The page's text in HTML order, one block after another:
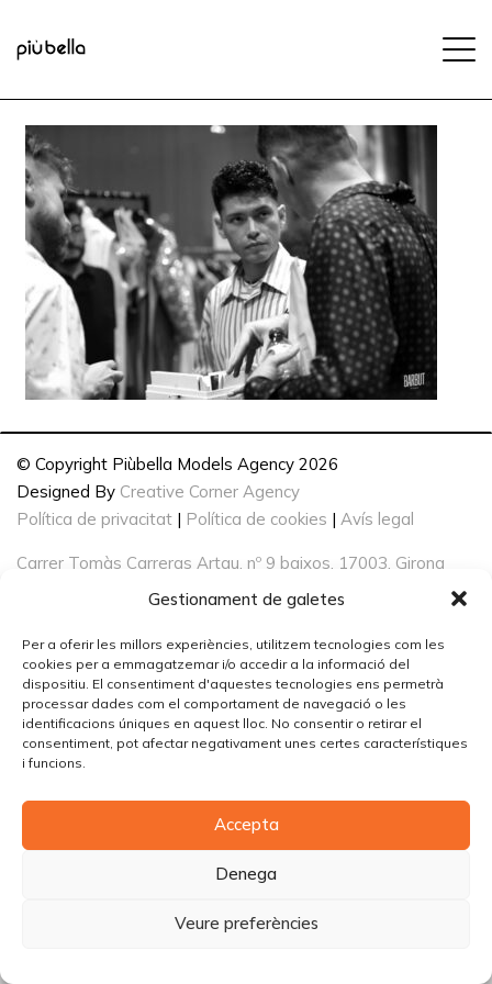
Gestionament de galetes
Per a oferir les millors experiències, utilitzem tecnologies com les
cookies per a emmagatzemar i/o accedir a la informació del
dispositiu. El consentiment d'aquestes tecnologies ens permetrà
processar dades com el comportament de navegació o les
identificacions úniques en aquest lloc. No consentir o retirar el
consentiment, pot afectar negativament unes certes característiques
i funcions.
Accepta
Denega
Veure preferències
© Copyright Piùbella Models Agency 2026
Designed By Creative Corner Agency
Política de privacitat | Política de cookies | Avís legal
Carrer Tomàs Carreras Artau, nº 9 baixos, 17003, Girona